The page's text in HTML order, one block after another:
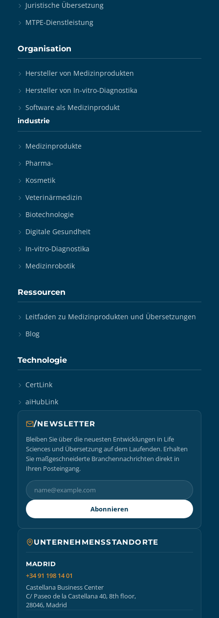
Juristische Übersetzung
MTPE-Dienstleistung
Organisation
Hersteller von Medizinprodukten
Hersteller von In-vitro-Diagnostika
Software als Medizinprodukt
industrie
Medizinprodukte
Pharma-
Kosmetik
Veterinärmedizin
Biotechnologie
Digitale Gesundheit
In-vitro-Diagnostika
Medizinrobotik
Ressourcen
Leitfaden zu Medizinprodukten und Übersetzungen
Blog
Technologie
CertLink
aiHubLink
/NEWSLETTER
Bleiben Sie über die neuesten Entwicklungen in Life
Sciences und Übersetzung auf dem Laufenden. Erhalten
Sie maßgeschneiderte Branchennachrichten direkt in
Ihren Posteingang.
Abonnieren
UNTERNEHMENSSTANDORTE
MADRID
+34 91 198 14 01
Castellana Business Center
C/ Paseo de la Castellana 40, 8th floor,
28046, Madrid